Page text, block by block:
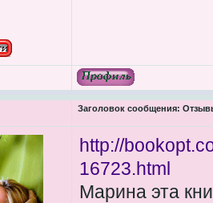
Заголовок сообщения:
http://
16723.html
Марина эта